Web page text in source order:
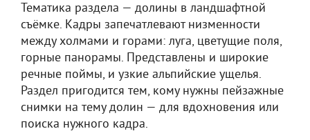
Тематика раздела — долины в ландшафтной
съёмке. Кадры запечатлевают низменности
между холмами и горами: луга, цветущие поля,
горные панорамы. Представлены и широкие
речные поймы, и узкие альпийские ущелья.
Раздел пригодится тем, кому нужны пейзажные
снимки на тему долин — для вдохновения или
поиска нужного кадра.